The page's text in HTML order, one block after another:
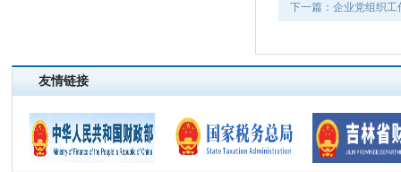
下一篇：​企业党组织
友情链接